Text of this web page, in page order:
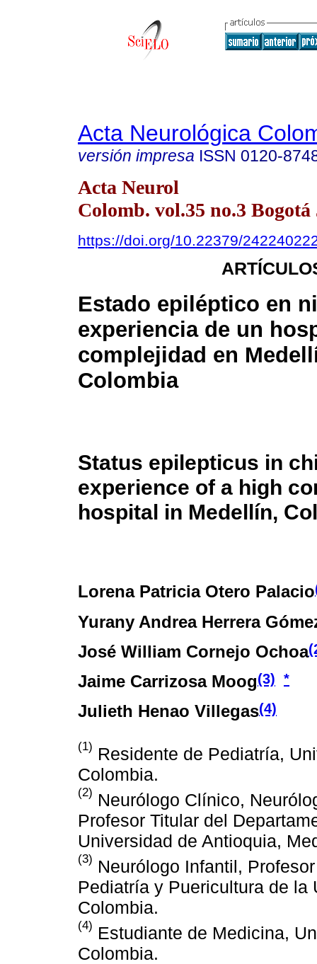
Acta Neurológica
versión impresa ISSN 0120-
Acta Neurol
Colomb. vol.35 no.3 Bogotá
https://doi.org/10.22379/
Estado epiléptico en
experiencia de un
complejidad en
Colombia
Status epilepticus in
experience of a high
hospital in Medellín,
Lorena Patricia Otero Palacio
Yurany Andrea Herrera
José William Cornejo Ochoa
Jaime Carrizosa Moog(3) *
Julieth Henao Villegas(4)
(1) Residente de Pediatría,
Colombia.
(2) Neurólogo Clínico,
Profesor Titular del
Universidad de Antioquia,
(3) Neurólogo Infantil,
Pediatría y Puericultura de
Colombia.
(4) Estudiante de Medicina,
Colombia.